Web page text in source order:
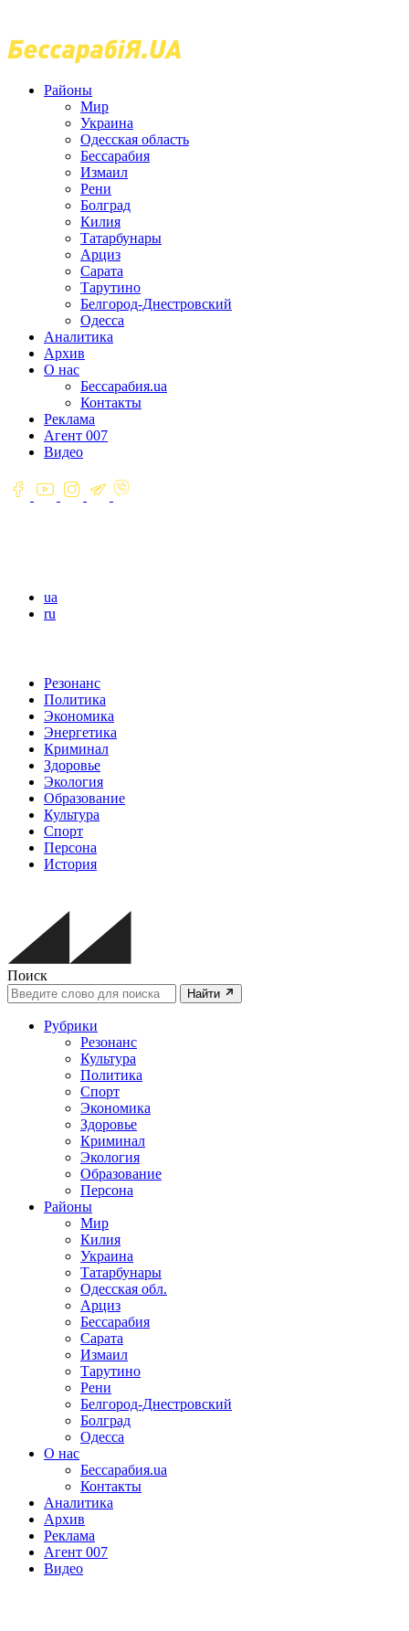
Районы
Мир
Украина
Одесская область
Бессарабия
Измаил
Рени
Болград
Килия
Татарбунары
Арциз
Сарата
Тарутино
Белгород-Днестровский
Одесса
Аналитика
Архив
О нас
Бессарабия.ua
Контакты
Реклама
Агент 007
Видео
ua
ru
Резонанс
Политика
Экономика
Энергетика
Криминал
Здоровье
Экология
Образование
Культура
Спорт
Персона
История
Поиск
Найти
Рубрики
Резонанс
Культура
Политика
Спорт
Экономика
Здоровье
Криминал
Экология
Образование
Персона
Районы
Мир
Килия
Украина
Татарбунары
Одесская обл.
Арциз
Бессарабия
Сарата
Измаил
Тарутино
Рени
Белгород-Днестровский
Болград
Одесса
О нас
Бессарабия.ua
Контакты
Аналитика
Архив
Реклама
Агент 007
Видео